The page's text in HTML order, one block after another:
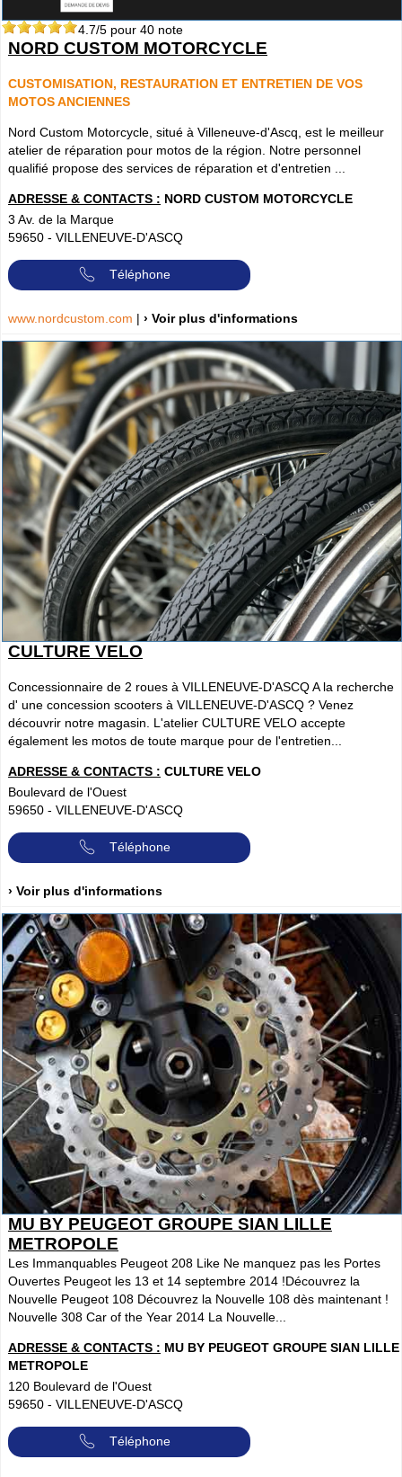
4.7/5 pour 40 note
NORD CUSTOM MOTORCYCLE
CUSTOMISATION, RESTAURATION ET ENTRETIEN DE VOS
MOTOS ANCIENNES
Nord Custom Motorcycle, situé à Villeneuve-d'Ascq, est le meilleur
atelier de réparation pour motos de la région. Notre personnel
qualifié propose des services de réparation et d'entretien ...
ADRESSE & CONTACTS : NORD CUSTOM MOTORCYCLE
3 Av. de la Marque
59650 - VILLENEUVE-D'ASCQ
Téléphone
www.nordcustom.com | › Voir plus d'informations
CULTURE VELO
Concessionnaire de 2 roues à VILLENEUVE-D'ASCQ A la recherche
d' une concession scooters à VILLENEUVE-D'ASCQ ? Venez
découvrir notre magasin. L'atelier CULTURE VELO accepte
également les motos de toute marque pour de l'entretien...
ADRESSE & CONTACTS : CULTURE VELO
Boulevard de l'Ouest
59650 - VILLENEUVE-D'ASCQ
Téléphone
› Voir plus d'informations
MU BY PEUGEOT GROUPE SIAN LILLE
METROPOLE
Les Immanquables Peugeot 208 Like Ne manquez pas les Portes
Ouvertes Peugeot les 13 et 14 septembre 2014 !Découvrez la
Nouvelle Peugeot 108 Découvrez la Nouvelle 108 dès maintenant !
Nouvelle 308 Car of the Year 2014 La Nouvelle...
ADRESSE & CONTACTS : MU BY PEUGEOT GROUPE SIAN LILLE
METROPOLE
120 Boulevard de l'Ouest
59650 - VILLENEUVE-D'ASCQ
Téléphone